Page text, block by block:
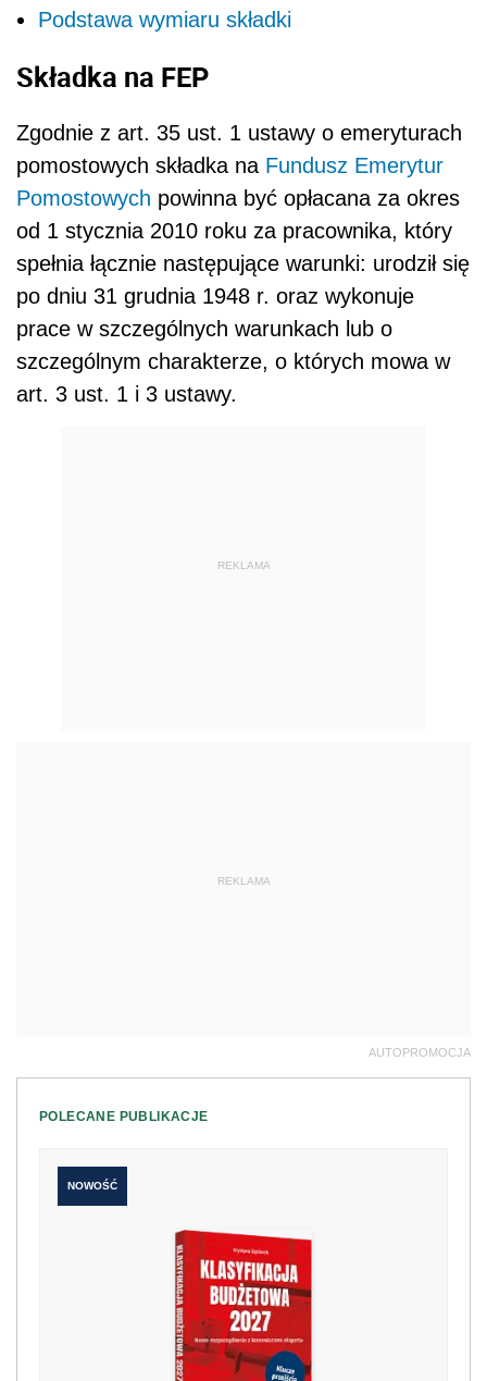
Podstawa wymiaru składki
Składka na FEP
Zgodnie z art. 35 ust. 1 ustawy o emeryturach
pomostowych składka na Fundusz Emerytur
Pomostowych powinna być opłacana za okres
od 1 stycznia 2010 roku za pracownika, który
spełnia łącznie następujące warunki: urodził się
po dniu 31 grudnia 1948 r. oraz wykonuje
prace w szczególnych warunkach lub o
szczególnym charakterze, o których mowa w
art. 3 ust. 1 i 3 ustawy.
REKLAMA
REKLAMA
AUTOPROMOCJA
POLECANE PUBLIKACJE
NOWOŚĆ